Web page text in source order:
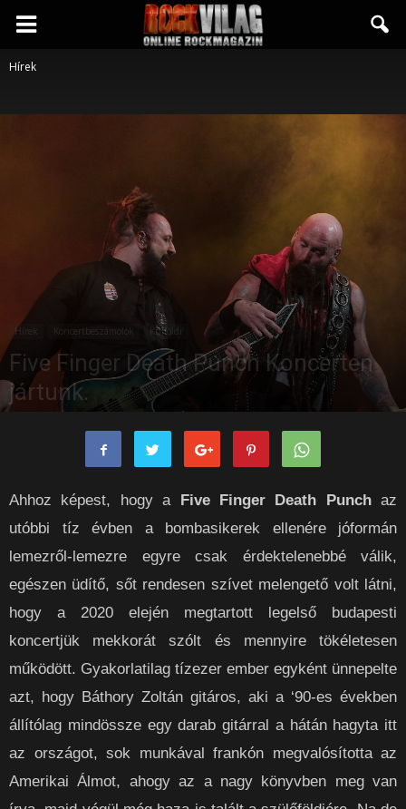
Rockvilág.hu
Hírek
Hírek Koncertbeszámolók Külföldi
Five Finger Death Punch Koncerten
jártunk.
Ahhoz képest, hogy a Five Finger Death Punchaz
utóbbi tíz évben a bombasikerek ellenére jóformán
lemezről-lemezre egyre csak érdektelenebbé válik,
egészen üdítő, sőt rendesen szívet melengető volt látni,
hogy a 2020 elején megtartott legelső budapesti
koncertjük mekkorát szólt és mennyire tökéletesen
működött. Gyakorlatilag tízezer ember egyként ünnepelte
azt, hogy Báthory Zoltán gitáros, aki a ‘90-es években
állítólag mindössze egy darab gitárral a hátán hagyta itt
az országot, sok munkával frankón megvalósította az
Amerikai Álmot, ahogy az a nagy könyvben meg van